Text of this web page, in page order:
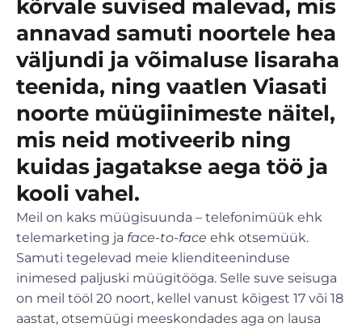
kõrvale suvised malevad, mis
annavad samuti noortele hea
väljundi ja võimaluse lisaraha
teenida, ning vaatlen Viasati
noorte müügiinimeste näitel,
mis neid motiveerib ning
kuidas jagatakse aega töö ja
kooli vahel.
Meil on kaks müügisuunda – telefonimüük ehk
telemarketing ja face-to-face ehk otsemüük.
Samuti tegelevad meie klienditeeninduse
inimesed paljuski müügitööga. Selle suve seisuga
on meil tööl 20 noort, kellel vanust kõigest 17 või 18
aastat, otsemüügi meeskondades aga on lausa